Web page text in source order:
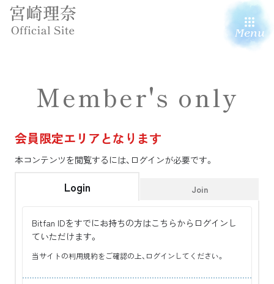
Menu
Member's only
会員限定エリアとなります
本コンテンツを閲覧するには、ログインが必要です。
Login Join
Bitfan IDをすでにお持ちの方はこちらからログインし
ていただけます。
当サイトの利用規約をご確認の上、ログインしてください。